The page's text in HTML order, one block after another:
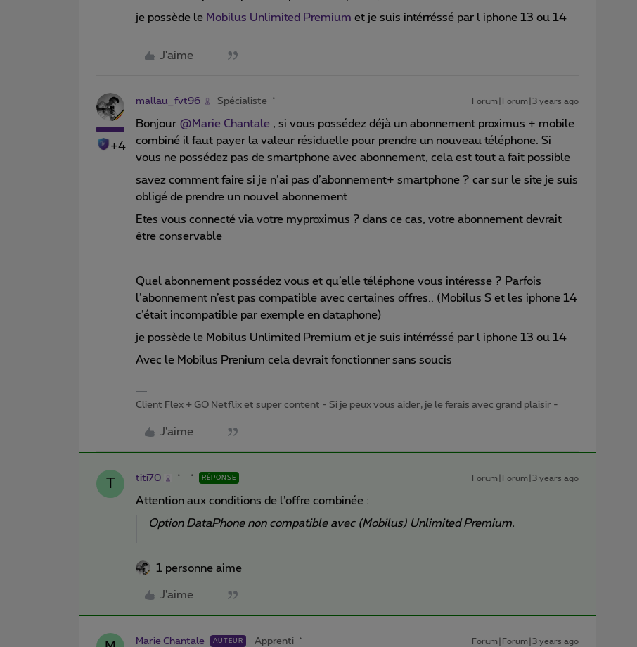
je possède le Mobilus Unlimited Premium et je suis intérréssé par l iphone 13 ou 14
J'aime
+4
mallau_fvt96 Spécialiste Forum|Forum|3 years ago
Bonjour @Marie Chantale , si vous possédez déjà un abonnement proximus + mobile
combiné il faut payer la valeur résiduelle pour prendre un nouveau téléphone. Si
vous ne possédez pas de smartphone avec abonnement, cela est tout a fait possible
savez comment faire si je n’ai pas d’abonnement+ smartphone ? car sur le site je suis
obligé de prendre un nouvel abonnement
Etes vous connecté via votre myproximus ? dans ce cas, votre abonnement devrait
être conservable
Quel abonnement possédez vous et qu’elle téléphone vous intéresse ? Parfois
l’abonnement n’est pas compatible avec certaines offres.. (Mobilus S et les iphone 14
c’était incompatible par exemple en dataphone)
je possède le Mobilus Unlimited Premium et je suis intérréssé par l iphone 13 ou 14
Avec le Mobilus Prenium cela devrait fonctionner sans soucis
Client Flex + GO Netflix et super content - Si je peux vous aider, je le ferais avec grand plaisir -
J'aime
T titi70 RÉPONSE Forum|Forum|3 years ago
Attention aux conditions de l’offre combinée :
Option DataPhone non compatible avec (Mobilus) Unlimited Premium.
1 personne aime
J'aime
Marie Chantale AUTEUR Apprenti Forum|Forum|3 years ago